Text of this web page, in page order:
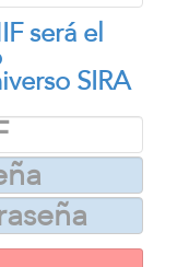
será el
SIRA